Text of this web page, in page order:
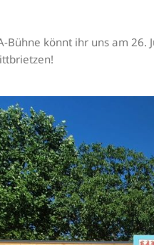
Bühne könnt ihr uns am 26.